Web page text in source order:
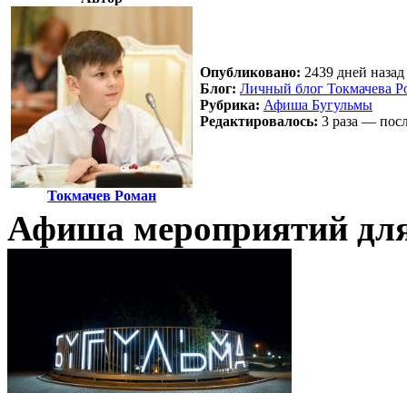
Токмачев Роман
Опубликовано: 2439 дней
Блог: Личный блог Токмачева
Рубрика: Афиша Бугульмы
Редактировалось: 3 раза —
Афиша мероприятий